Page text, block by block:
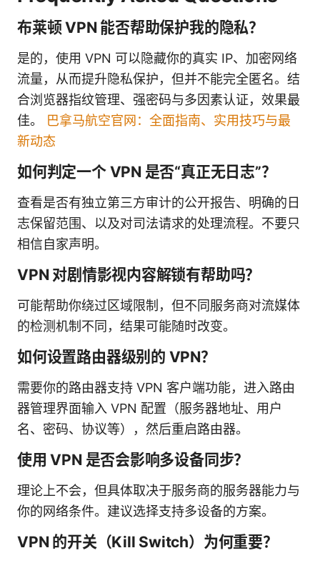
布莱顿 VPN 能否帮助保护我的隐私？
是的，使用 VPN 可以隐藏你的真实 IP、加密网络
流量，从而提升隐私保护，但并不能完全匿名。结
合浏览器指纹管理、强密码与多因素认证，效果最
佳。 巴拿马航空官网：全面指南、实用技巧与最
新动态
如何判定一个 VPN 是否“真正无日志”？
查看是否有独立第三方审计的公开报告、明确的日
志保留范围、以及对司法请求的处理流程。不要只
相信自家声明。
VPN 对剧情影视内容解锁有帮助吗？
可能帮助你绕过区域限制，但不同服务商对流媒体
的检测机制不同，结果可能随时改变。
如何设置路由器级别的 VPN？
需要你的路由器支持 VPN 客户端功能，进入路由
器管理界面输入 VPN 配置（服务器地址、用户
名、密码、协议等），然后重启路由器。
使用 VPN 是否会影响多设备同步？
理论上不会，但具体取决于服务商的服务器能力与
你的网络条件。建议选择支持多设备的方案。
VPN 的开关（Kill Switch）为何重要？